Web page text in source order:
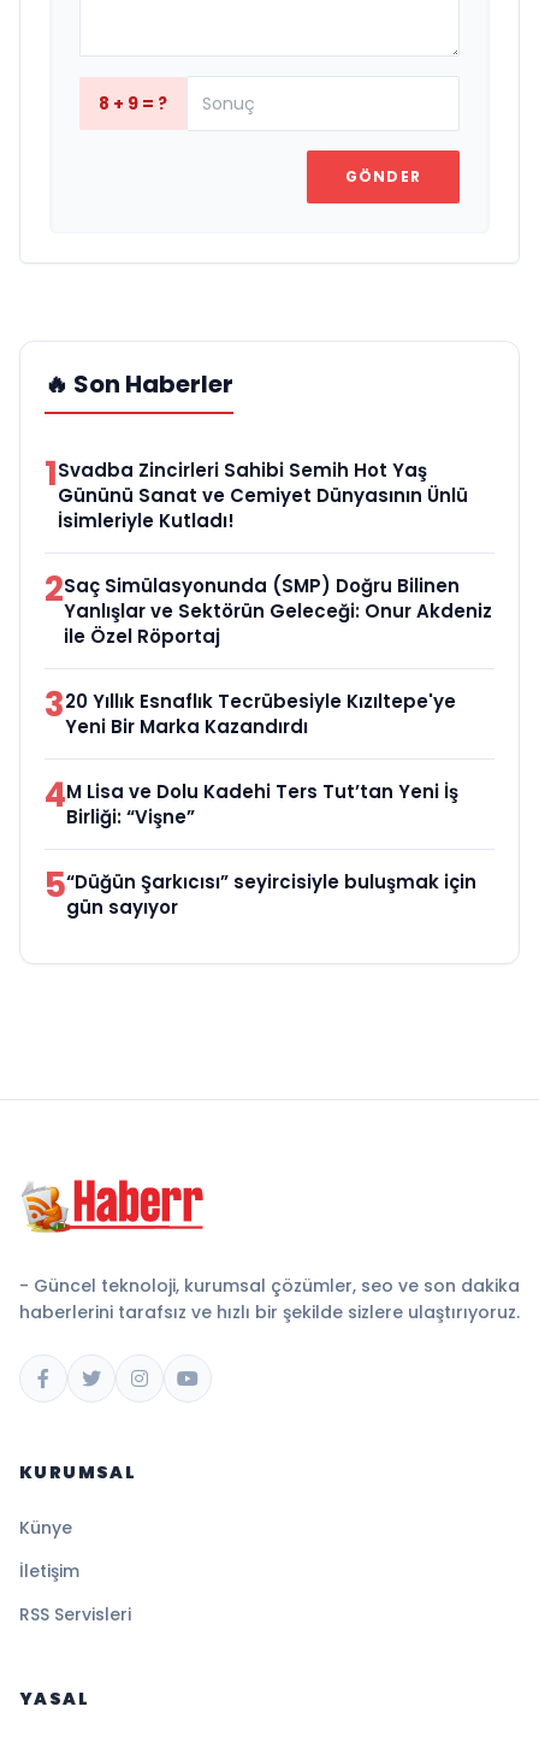
8 + 9 = ?
GÖNDER
🔥 Son Haberler
1Svadba Zincirleri Sahibi Semih Hot Yaş
Gününü Sanat ve Cemiyet Dünyasının Ünlü
İsimleriyle Kutladı!
2Saç Simülasyonunda (SMP) Doğru Bilinen
Yanlışlar ve Sektörün Geleceği: Onur Akdeniz
ile Özel Röportaj
320 Yıllık Esnaflık Tecrübesiyle Kızıltepe'ye
Yeni Bir Marka Kazandırdı
4M Lisa ve Dolu Kadehi Ters Tut’tan Yeni İş
Birliği: “Vişne”
5“Düğün Şarkıcısı” seyircisiyle buluşmak için
gün sayıyor
- Güncel teknoloji, kurumsal çözümler, seo ve son dakika
haberlerini tarafsız ve hızlı bir şekilde sizlere ulaştırıyoruz.
KURUMSAL
Künye
İletişim
RSS Servisleri
YASAL